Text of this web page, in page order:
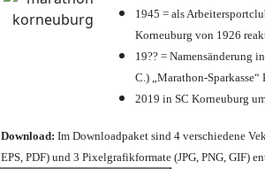
1945 = als
Korneuburg von 1926
19?? = Namensänderung
C.) „Marathon-Sparkasse“
2019 in SC Korneuburg
Download: Im Downloadpaket sind 4 verschiedene
EPS, PDF) und 3 Pixelgrafikformate (JPG, PNG, GIF)